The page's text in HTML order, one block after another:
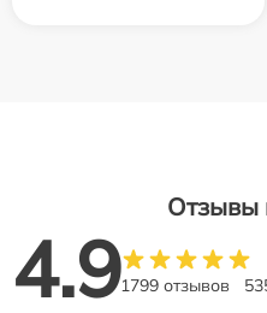
Отзывы
4.91799 отзывов